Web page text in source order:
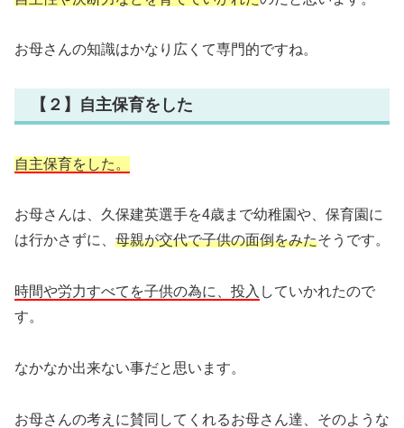
お母さんの知識はかなり広くて専門的ですね。
【２】自主保育をした
自主保育をした。
お母さんは、久保建英選手を4歳まで幼稚園や、保育園に
は行かさずに、 母親が交代で子供の面倒をみたそうです。
時間や労力すべてを子供の為に、投入 していかれたので
す。
なかなか出来ない事だと思います。
お母さんの考えに賛同してくれるお母さん達、そのような